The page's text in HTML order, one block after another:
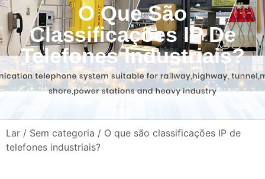
O Que São
Classificações IP De
Telefones Industriais?
Lar / Sem categoria / O que são classificações IP de
telefones industriais?